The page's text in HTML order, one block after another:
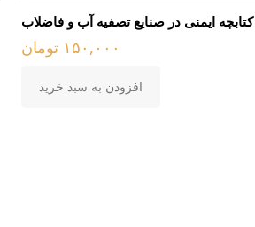
کتابچه ایمنی در صنایع تصفیه آب و فاضلاب
۱۵۰,۰۰۰ تومان
افزودن به سبد خرید